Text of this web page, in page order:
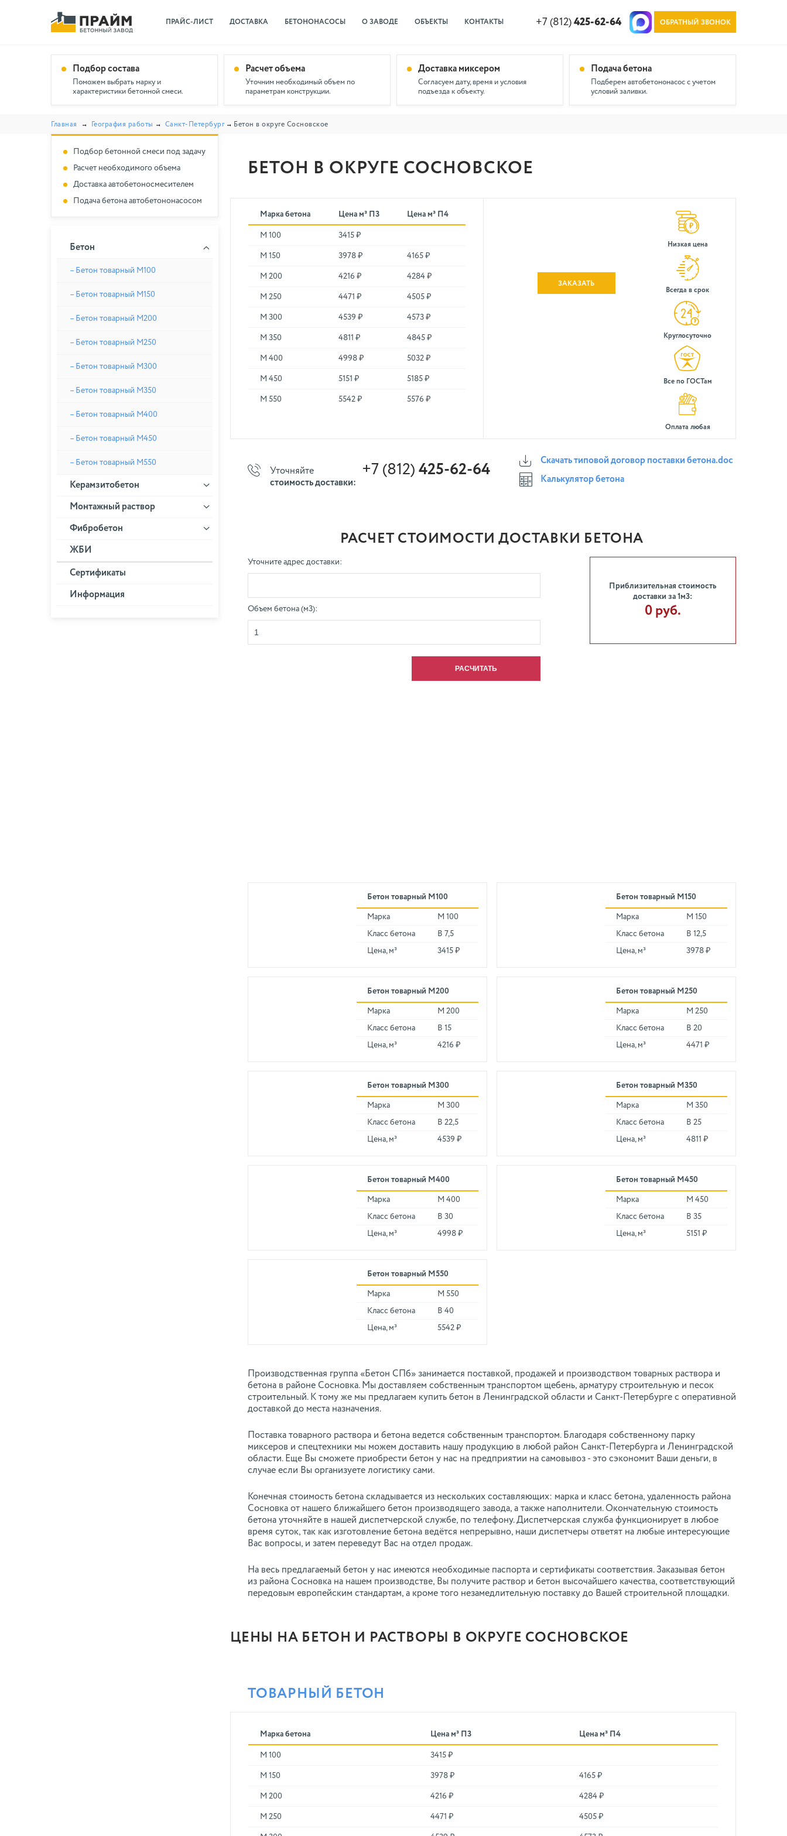
ПРАЙС-ЛИСТ ДОСТАВКА БЕТОНОНАСОСЫ О ЗАВОДЕ ОБЪЕКТЫ КОНТАКТЫ +7 (812) 425-62-64 ОБРАТНЫЙ ЗВОНОК
Подбор состава
Поможем выбрать марку и
характеристики бетонной смеси.
Расчет объема
Уточним необходимый объем по
параметрам конструкции.
Доставка миксером
Согласуем дату, время и условия
подъезда к объекту.
Подача бетона
Подберем автобетононасос с учетом
условий заливки.
Главная География работы Санкт-Петербург Бетон в округе Сосновское
Подбор бетонной смеси под задачу
Расчет необходимого объема
Доставка автобетоносмесителем
Подача бетона автобетононасосом
Бетон
– Бетон товарный М100
– Бетон товарный М150
– Бетон товарный М200
– Бетон товарный М250
– Бетон товарный М300
– Бетон товарный М350
– Бетон товарный М400
– Бетон товарный М450
– Бетон товарный М550
Керамзитобетон
Монтажный раствор
Фибробетон
ЖБИ
Сертификаты
Информация
БЕТОН В ОКРУГЕ СОСНОВСКОЕ
Марка бетона Цена м³ П3 Цена м³ П4
М 100 3415 ₽
М 150 3978 ₽ 4165 ₽
М 200 4216 ₽ 4284 ₽
М 250 4471 ₽ 4505 ₽
М 300 4539 ₽ 4573 ₽
М 350 4811 ₽ 4845 ₽
М 400 4998 ₽ 5032 ₽
М 450 5151 ₽ 5185 ₽
М 550 5542 ₽ 5576 ₽
ЗАКАЗАТЬ
Низкая цена
Всегда в срок
Круглосуточно
Все по ГОСТам
Оплата любая
Уточняйте
стоимость доставки:
+7 (812) 425-62-64
Скачать типовой договор поставки бетона.doc
Калькулятор бетона
РАСЧЕТ СТОИМОСТИ ДОСТАВКИ БЕТОНА
Уточните адрес доставки:
Объем бетона (м3):
Приблизительная стоимость
доставки за 1м3:
0 руб.
Бетон товарный М100
Марка М 100
Класс бетона В 7,5
Цена, м³ 3415 ₽
Бетон товарный М150
Марка М 150
Класс бетона В 12,5
Цена, м³ 3978 ₽
Бетон товарный М200
Марка М 200
Класс бетона В 15
Цена, м³ 4216 ₽
Бетон товарный М250
Марка М 250
Класс бетона В 20
Цена, м³ 4471 ₽
Бетон товарный М300
Марка М 300
Класс бетона В 22,5
Цена, м³ 4539 ₽
Бетон товарный М350
Марка М 350
Класс бетона В 25
Цена, м³ 4811 ₽
Бетон товарный М400
Марка М 400
Класс бетона В 30
Цена, м³ 4998 ₽
Бетон товарный М450
Марка М 450
Класс бетона В 35
Цена, м³ 5151 ₽
Бетон товарный М550
Марка М 550
Класс бетона В 40
Цена, м³ 5542 ₽
Производственная группа «Бетон СПб» занимается поставкой, продажей и производством товарных раствора и
бетона в районе Сосновка. Мы доставляем собственным транспортом щебень, арматуру строительную и песок
строительный. К тому же мы предлагаем купить бетон в Ленинградской области и Санкт-Петербурге с оперативной
доставкой до места назначения.
Поставка товарного раствора и бетона ведется собственным транспортом. Благодаря собственному парку
миксеров и спецтехники мы можем доставить нашу продукцию в любой район Санкт-Петербурга и Ленинградской
области. Еще Вы сможете приобрести бетон у нас на предприятии на самовывоз - это сэкономит Ваши деньги, в
случае если Вы организуете логистику сами.
Конечная стоимость бетона складывается из нескольких составляющих: марка и класс бетона, удаленность района
Сосновка от нашего ближайшего бетон производящего завода, а также наполнители. Окончательную стоимость
бетона уточняйте в нашей диспетчерской службе, по телефону. Диспетчерская служба функционирует в любое
время суток, так как изготовление бетона ведётся непрерывно, наши диспетчеры ответят на любые интересующие
Вас вопросы, и затем переведут Вас на отдел продаж.
На весь предлагаемый бетон у нас имеются необходимые паспорта и сертификаты соответствия. Заказывая бетон
из района Сосновка на нашем производстве, Вы получите раствор и бетон высочайшего качества, соответствующий
передовым европейским стандартам, а кроме того незамедлительную поставку до Вашей строительной площадки.
ЦЕНЫ НА БЕТОН И РАСТВОРЫ В ОКРУГЕ СОСНОВСКОЕ
ТОВАРНЫЙ БЕТОН
Марка бетона Цена м³ П3 Цена м³ П4
М 100 3415 ₽
М 150 3978 ₽ 4165 ₽
М 200 4216 ₽ 4284 ₽
М 250 4471 ₽ 4505 ₽